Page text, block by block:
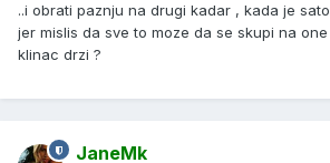
..i obrati paznju na drugi kadar , kada je
jer mislis da sve to moze da se skupi na
klinac drzi ?
JaneMk